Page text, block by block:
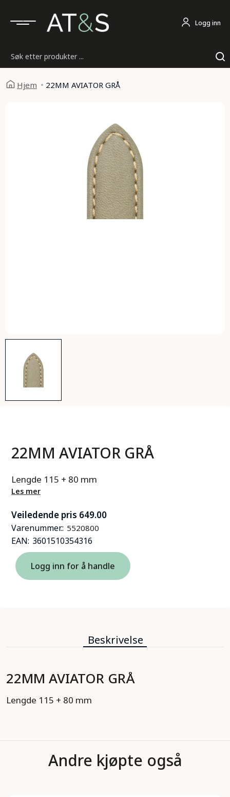
Logg inn
Hjem 22MM AVIATOR GRÅ
22MM AVIATOR GRÅ
Lengde 115 + 80 mm
Les mer
Veiledende pris 649.00
Varenummer.: 5520800
EAN: 3601510354316
Logg inn for å handle
Beskrivelse
22MM AVIATOR GRÅ
Lengde 115 + 80 mm
Andre kjøpte også